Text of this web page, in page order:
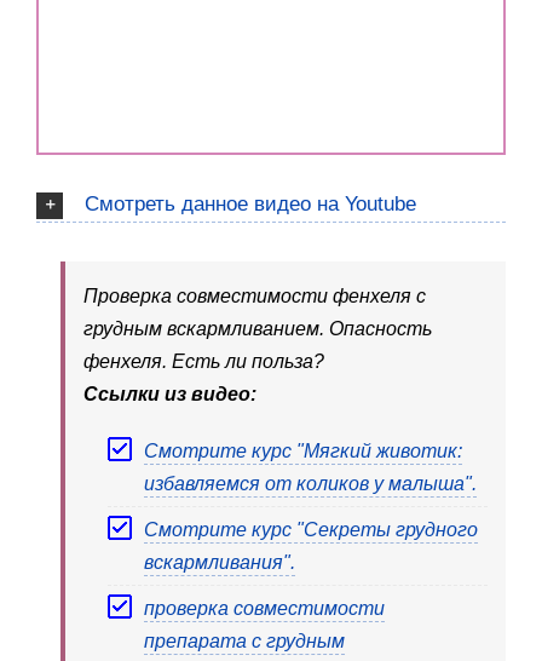
Смотреть данное видео на Youtube
Проверка совместимости фенхеля с
грудным вскармливанием. Опасность
фенхеля. Есть ли польза?
Ссылки из видео:
Смотрите курс "Мягкий животик:
избавляемся от коликов у малыша".
Смотрите курс "Секреты грудного
вскармливания".
проверка совместимости
препарата с грудным